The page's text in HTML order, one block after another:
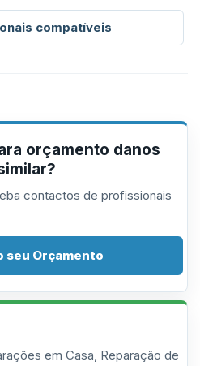
compatíveis
orçamento danos
contactos de profissionais
seu Orçamento
em Casa, Reparação de